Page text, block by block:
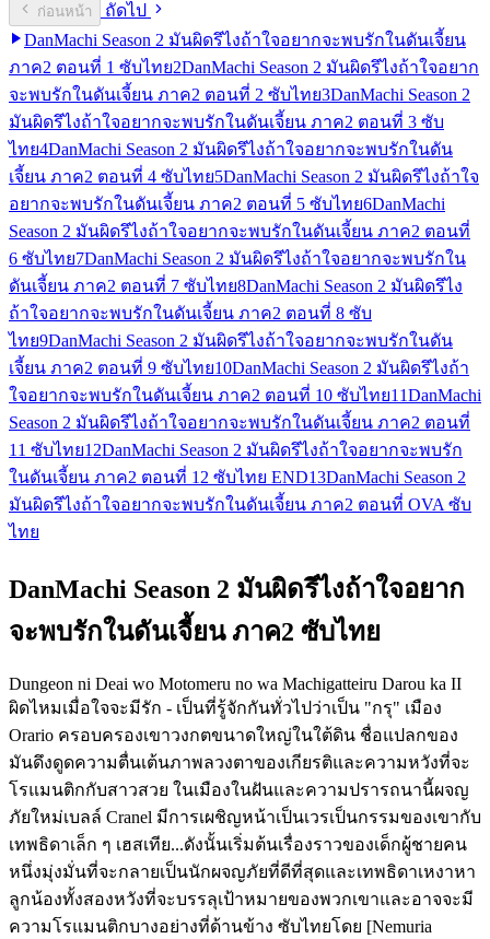
ก่อนหน้า
ถัดไป
DanMachi Season 2 มันผิดรึไงถ้าใจอยากจะพบรักในดันเจี้ยน
ภาค2 ตอนที่ 1 ซับไทย2DanMachi Season 2 มันผิดรึไงถ้าใจอยาก
จะพบรักในดันเจี้ยน ภาค2 ตอนที่ 2 ซับไทย3DanMachi Season 2
มันผิดรึไงถ้าใจอยากจะพบรักในดันเจี้ยน ภาค2 ตอนที่ 3 ซับ
ไทย4DanMachi Season 2 มันผิดรึไงถ้าใจอยากจะพบรักในดัน
เจี้ยน ภาค2 ตอนที่ 4 ซับไทย5DanMachi Season 2 มันผิดรึไงถ้าใจ
อยากจะพบรักในดันเจี้ยน ภาค2 ตอนที่ 5 ซับไทย6DanMachi
Season 2 มันผิดรึไงถ้าใจอยากจะพบรักในดันเจี้ยน ภาค2 ตอนที่
6 ซับไทย7DanMachi Season 2 มันผิดรึไงถ้าใจอยากจะพบรักใน
ดันเจี้ยน ภาค2 ตอนที่ 7 ซับไทย8DanMachi Season 2 มันผิดรึไง
ถ้าใจอยากจะพบรักในดันเจี้ยน ภาค2 ตอนที่ 8 ซับ
ไทย9DanMachi Season 2 มันผิดรึไงถ้าใจอยากจะพบรักในดัน
เจี้ยน ภาค2 ตอนที่ 9 ซับไทย10DanMachi Season 2 มันผิดรึไงถ้า
ใจอยากจะพบรักในดันเจี้ยน ภาค2 ตอนที่ 10 ซับไทย11DanMachi
Season 2 มันผิดรึไงถ้าใจอยากจะพบรักในดันเจี้ยน ภาค2 ตอนที่
11 ซับไทย12DanMachi Season 2 มันผิดรึไงถ้าใจอยากจะพบรัก
ในดันเจี้ยน ภาค2 ตอนที่ 12 ซับไทย END13DanMachi Season 2
มันผิดรึไงถ้าใจอยากจะพบรักในดันเจี้ยน ภาค2 ตอนที่ OVA ซับ
ไทย
DanMachi Season 2 มันผิดรึไงถ้าใจอยาก
จะพบรักในดันเจี้ยน ภาค2 ซับไทย
Dungeon ni Deai wo Motomeru no wa Machigatteiru Darou ka II
ผิดไหมเมื่อใจจะมีรัก - เป็นที่รู้จักกันทั่วไปว่าเป็น "กรุ" เมือง
Orario ครอบครองเขาวงกตขนาดใหญ่ในใต้ดิน ชื่อแปลกของ
มันดึงดูดความตื่นเต้นภาพลวงตาของเกียรติและความหวังที่จะ
โรแมนติกกับสาวสวย ในเมืองในฝันและความปรารถนานี้ผจญ
ภัยใหม่เบลล์ Cranel มีการเผชิญหน้าเป็นเวรเป็นกรรมของเขากับ
เทพธิดาเล็ก ๆ เฮสเทีย...ดังนั้นเริ่มต้นเรื่องราวของเด็กผู้ชายคน
หนึ่งมุ่งมั่นที่จะกลายเป็นนักผจญภัยที่ดีที่สุดและเทพธิดาเหงาหา
ลูกน้องทั้งสองหวังที่จะบรรลุเป้าหมายของพวกเขาและอาจจะมี
ความโรแมนติกบางอย่างที่ด้านข้าง ซับไทยโดย [Nemuria